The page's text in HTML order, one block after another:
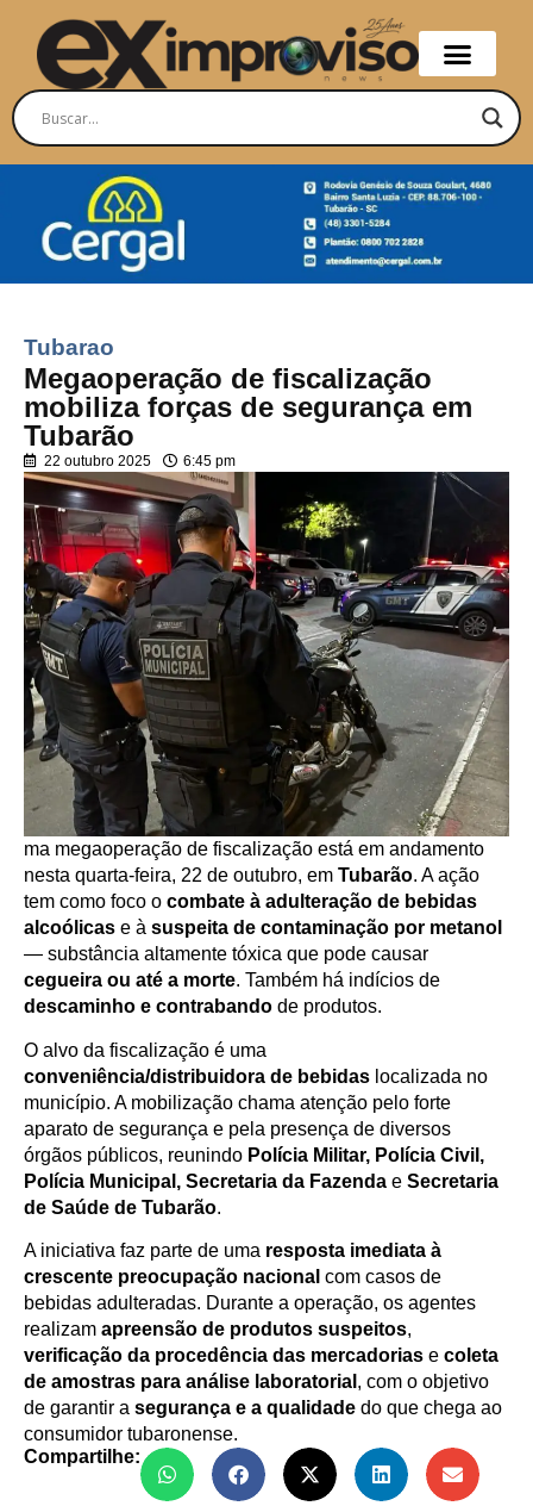
Tubarao
Megaoperação de fiscalização
mobiliza forças de segurança em
Tubarão
22 outubro 2025 6:45 pm
ma megaoperação de fiscalização está em andamento
nesta quarta-feira, 22 de outubro, em Tubarão. A ação
tem como foco o combate à adulteração de bebidas
alcoólicas e à suspeita de contaminação por metanol
— substância altamente tóxica que pode causar
cegueira ou até a morte. Também há indícios de
descaminho e contrabando de produtos.
O alvo da fiscalização é uma
conveniência/distribuidora de bebidas localizada no
município. A mobilização chama atenção pelo forte
aparato de segurança e pela presença de diversos
órgãos públicos, reunindo Polícia Militar, Polícia Civil,
Polícia Municipal, Secretaria da Fazenda e Secretaria
de Saúde de Tubarão.
A iniciativa faz parte de uma resposta imediata à
crescente preocupação nacional com casos de
bebidas adulteradas. Durante a operação, os agentes
realizam apreensão de produtos suspeitos,
verificação da procedência das mercadorias e coleta
de amostras para análise laboratorial , com o objetivo
de garantir a segurança e a qualidade do que chega ao
consumidor tubaronense.
Compartilhe: